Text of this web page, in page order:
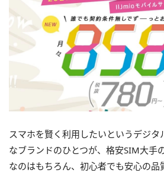
スマホを賢く利用したいというデジタ
なブランドのひとつが、格安SIM大手
なのはもちろん、初心者でも安心の